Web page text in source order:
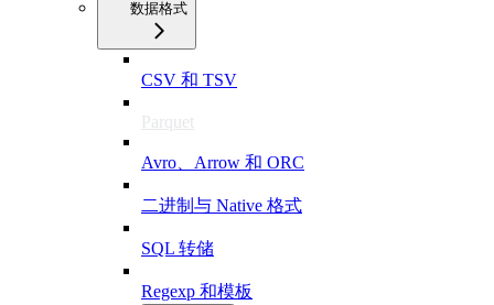
数据格式
CSV 和 TSV
Parquet
Avro、Arrow 和 ORC
二进制与 Native 格式
SQL 转储
Regexp 和模板